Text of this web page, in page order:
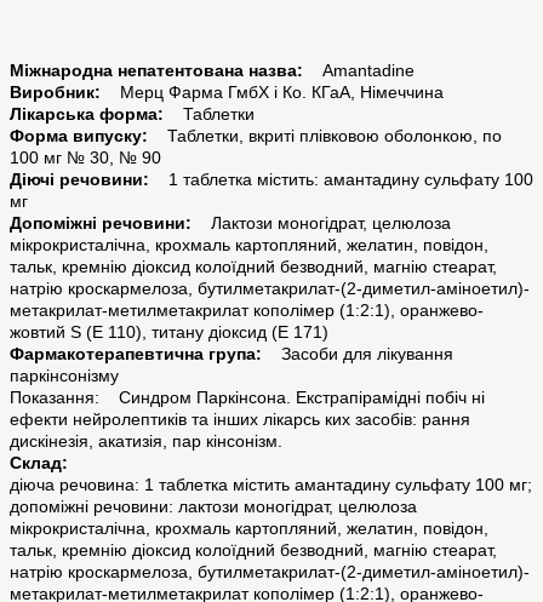
Міжнародна непатентована назва:
Amantadine
Виробник: Мерц Фарма ГмбХ і Ко. КГаА, Німеччина
Лікарська форма: Таблетки
Форма випуску:
Таблетки, вкриті плівковою оболонкою, по
100 мг № 30, № 90
Діючі речовини: 1 таблетка містить: амантадину сульфату 100
мг
Допоміжні речовини: Лактози моногідрат, целюлоза
мікрокристалічна, крохмаль картопляний, желатин, повідон,
тальк, кремнію діоксид колоїдний безводний, магнію стеарат,
натрію кроскармелоза, бутилметакрилат-(2-диметил-аміноетил)-
метакрилат-метилметакрилат кополімер (1:2:1), оранжево-
жовтий S (Е 110), титану діоксид (Е 171)
Фармакотерапевтична група: Засоби для лікування
паркінсонізму
Показання: Синдром Паркінсона. Екстрапірамідні побіч ні
ефекти нейролептиків та інших лікарсь ких засобів: рання
дискінезія, акатизія, пар кінсонізм.
Склад:
діюча речовина: 1 таблетка містить амантадину сульфату 100 мг;
допоміжні речовини: лактози моногідрат, целюлоза
мікрокристалічна, крохмаль картопляний, желатин, повідон,
тальк, кремнію діоксид колоїдний безводний, магнію стеарат,
натрію кроскармелоза, бутилметакрилат-(2-диметил-аміноетил)-
метакрилат-метилметакрилат кополімер (1:2:1), оранжево-